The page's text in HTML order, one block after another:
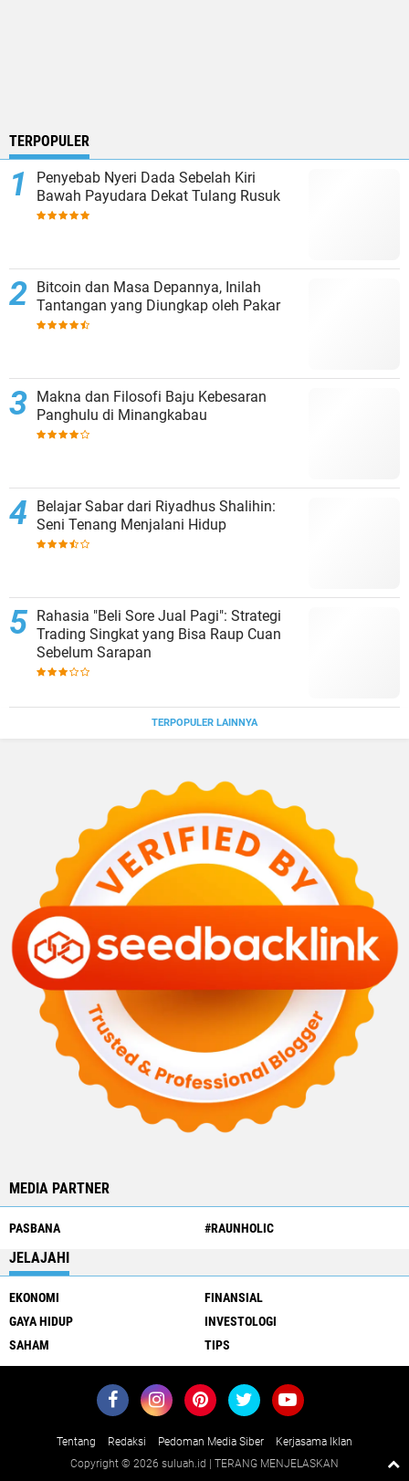
TERPOPULER
Penyebab Nyeri Dada Sebelah Kiri
Bawah Payudara Dekat Tulang Rusuk
Bitcoin dan Masa Depannya, Inilah
Tantangan yang Diungkap oleh Pakar
Makna dan Filosofi Baju Kebesaran
Panghulu di Minangkabau
Belajar Sabar dari Riyadhus Shalihin:
Seni Tenang Menjalani Hidup
Rahasia "Beli Sore Jual Pagi": Strategi
Trading Singkat yang Bisa Raup Cuan
Sebelum Sarapan
TERPOPULER LAINNYA
MEDIA PARTNER
PASBANA #RAUNHOLIC
JELAJAHI
EKONOMI
FINANSIAL
GAYA HIDUP
INVESTOLOGI
SAHAM
TIPS
Tentang Redaksi Pedoman Media Siber
Kerjasama Iklan
Copyright © 2026 suluah.id | TERANG MENJELASKAN